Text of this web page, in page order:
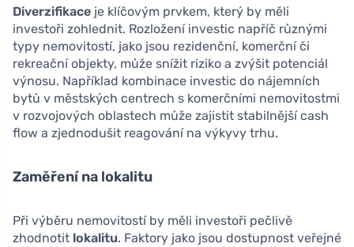
Diverzifikace je klíčovým prvkem, který by měli
investoři zohlednit. Rozložení investic napříč různými
typy nemovitostí, jako jsou rezidenční, komerční či
rekreační objekty, může snížit riziko a zvýšit potenciál
výnosu. Například kombinace investic do nájemních
bytů v městských centrech s komerčními nemovitostmi
v rozvojových oblastech může zajistit stabilnější cash
flow a zjednodušit reagování na výkyvy trhu.
Zaměření na lokalitu
Při výběru nemovitostí by měli investoři pečlivě
zhodnotit lokalitu. Faktory jako jsou dostupnost veřejné